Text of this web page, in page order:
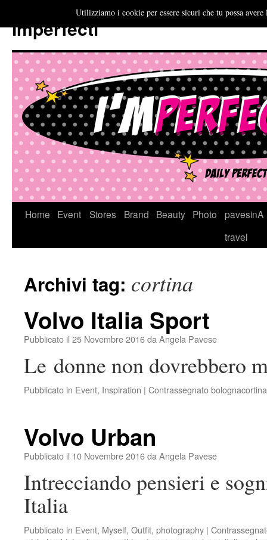
Imperfecti
VaiHome Event Stores Brand Beauty Photo
pavesinA
travel
Archivi tag: cortina
Volvo Italia Sport
Pubblicato il 25 Novembre 2016da Angela Pavese
Le donne non dovrebbero
Pubblicato in Event, Inspiration | Contrassegnato
Volvo Urban
Pubblicato il 10 Novembre 2016da Angela Pavese
Intrecciando pensieri e
Italia
Pubblicato in Event, Myself, Outfit, photography |
Utilizziamo i cookie per essere sicuri che tu possa